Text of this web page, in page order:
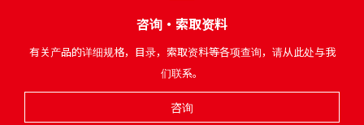
咨询・索取资料
有关产品的详细规格，目录，索取资料等各项查询，请从此处与我
们联系。
咨询